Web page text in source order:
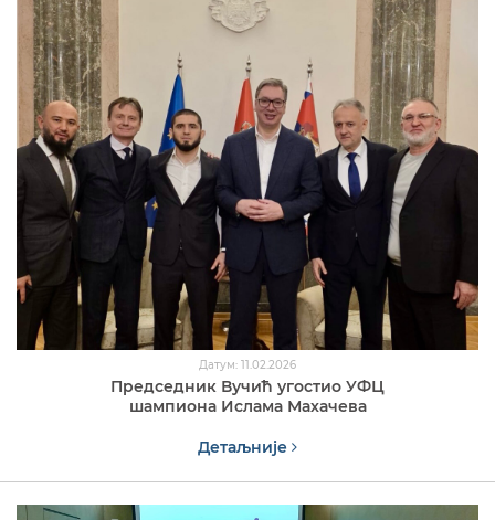
Датум: 11.02.2026
Председник Вучић угостио УФЦ
шампиона Ислама Махачева
Детаљније